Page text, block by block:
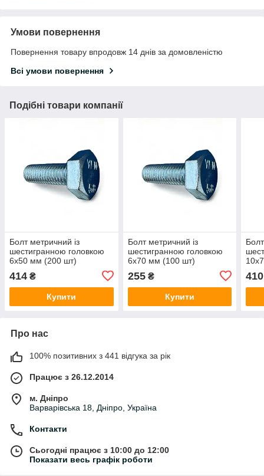
Умови повернення
Повернення товару впродовж 14 днів за домовленістю
Всі умови повернення
Подібні товари компанії
Болт метричний із
шестигранною головкою
6х50 мм (200 шт)
414 ₴
Купити
Болт метричний із
шестигранною головкою
6х70 мм (100 шт)
255₴
Купити
410
Про нас
100% позитивних з 441 відгука за рік
Працює з 26.12.2014
м. Дніпро
Варварівська 18, Дніпро, Україна
Контакти
Сьогодні працює з 10:00 до 12:00
Показати весь графік роботи